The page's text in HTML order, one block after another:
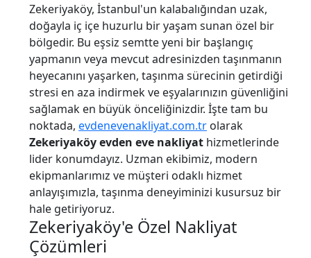
Zekeriyaköy, İstanbul'un kalabalığından uzak,
doğayla iç içe huzurlu bir yaşam sunan özel bir
bölgedir. Bu eşsiz semtte yeni bir başlangıç
yapmanın veya mevcut adresinizden taşınmanın
heyecanını yaşarken, taşınma sürecinin getirdiği
stresi en aza indirmek ve eşyalarınızın güvenliğini
sağlamak en büyük önceliğinizdir. İşte tam bu
noktada, evdenevenakliyat.com.tr olarak
Zekeriyaköy evden eve nakliyat hizmetlerinde
lider konumdayız. Uzman ekibimiz, modern
ekipmanlarımız ve müşteri odaklı hizmet
anlayışımızla, taşınma deneyiminizi kusursuz bir
hale getiriyoruz.
Zekeriyaköy'e Özel Nakliyat
Çözümleri